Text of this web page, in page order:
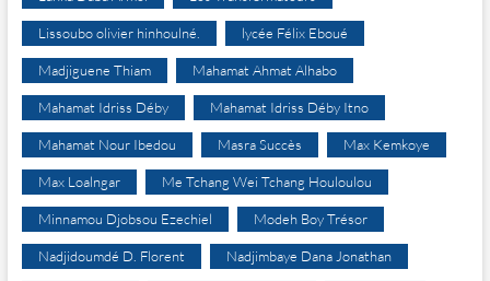
Lissoubo olivier hinhoulné. lycée Félix Eboué
Madjiguene Thiam Mahamat Ahmat Alhabo
Mahamat Idriss Déby Mahamat Idriss Déby Itno
Mahamat Nour Ibedou Masra Succès Max Kemkoye
Max Loalngar Me Tchang Wei Tchang Houloulou
Minnamou Djobsou Ezechiel Modeh Boy Trésor
Nadjidoumdé D. Florent Nadjimbaye Dana Jonathan